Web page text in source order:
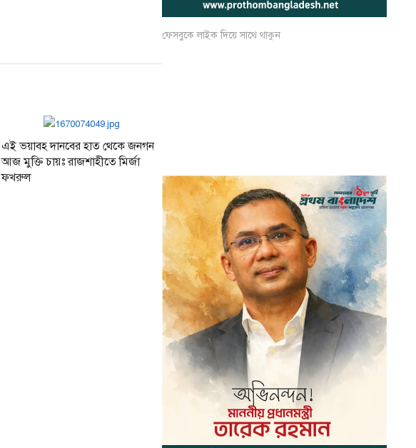
এই ভয়াবহ দানবের হাত থেকে জনগন
আজ মুক্তি চায়ঃ রাজশাহীতে মির্জা
ফখরুল
ফেসবুকে লাইক দিয়ে সাথে থাকুন